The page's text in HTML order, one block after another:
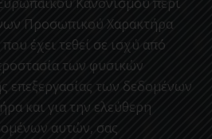
Προσωπικού Χαρακτήρα
έχει τεθεί σε ισχύ από
των φυσικών
επεξεργασίας των δεδομένων
και για την ελεύθερη
αυτών, σας